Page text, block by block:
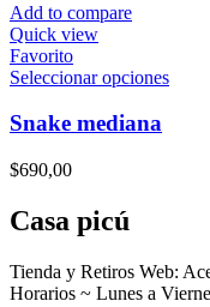
Add to compare
Quick view
Favorito
Seleccionar opcionesEste
elegir
en
Snake mediana
$690,00
Casa picú
Tienda y Retiros Web:
Horarios ~ Lunes a